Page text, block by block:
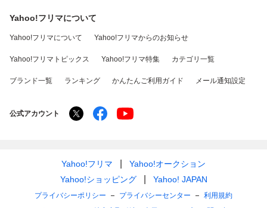
Yahoo!フリマについて
Yahoo!フリマについて Yahoo!フリマからのお知らせ
Yahoo!フリマトピックス Yahoo!フリマ特集 カテゴリ一覧
ブランド一覧 ランキング かんたんご利用ガイド メール通知設定
公式アカウント
Yahoo!フリマ
Yahoo!オークション
Yahoo!ショッピング
Yahoo! JAPAN
プライバシーポリシー プライバシーセンター
利用規約